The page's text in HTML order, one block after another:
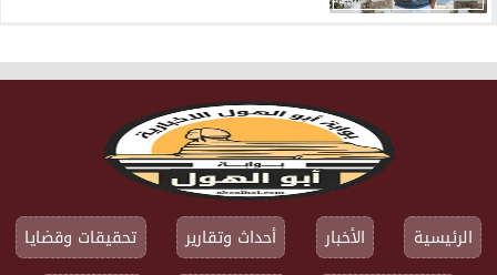
الرئيسية الأخبار أحداث وتقارير تحقيقات وقضايا